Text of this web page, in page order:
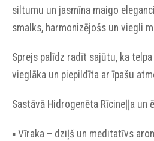
siltumu un jasmīna maigo
smalks, harmonizējošs un viegli
Sprejs palīdz radīt sajūtu, ka
vieglāka un piepildīta ar īpašu
Sastāvā Hidrogenēta Rīcineļļa un
▪︎ Vīraka – dziļš un meditatīvs